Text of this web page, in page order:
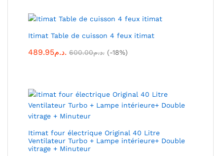
Itimat Table de cuisson 4 feux itimat
489.95 د.م. 600.00 د.م. (-18%)
Itimat four électrique Original 40 Litre
Ventilateur Turbo + Lampe intérieure+ Double
vitrage + Minuteur